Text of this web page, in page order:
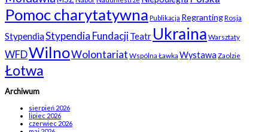
Pomoc charytatywna Publikacja RegrantingRosja
StypendiaStypendia FundacjiTeatr Ukraina Warsztaty
WFDWilnoWolontariat Wspólna Ławka Wystawa Zaolzie
Łotwa
Archiwum
sierpień 2026
lipiec 2026
czerwiec 2026